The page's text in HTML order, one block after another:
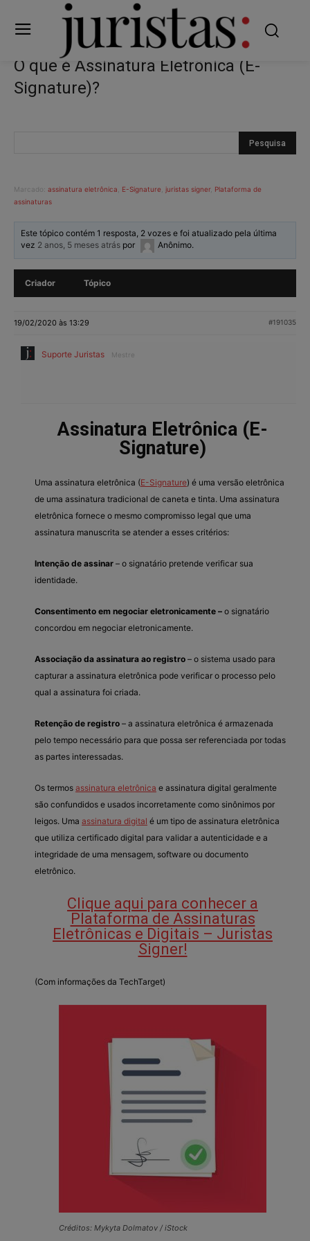
O que é Assinatura Eletrônica (E-
Signature)?
Marcado: assinatura eletrônica E-Signature juristas signer, Plataforma de
assinaturas
Este tópico contém 1 resposta, 2 vozes e foi atualizado pela última
vez 2 anos, 5 meses atrás por Anônimo.
Criador Tópico
19/02/2020 às 13:29 #191035
Suporte Juristas Mestre
Assinatura Eletrônica (E-
Signature)
Uma assinatura eletrônica (E-Signature) é uma versão eletrônica
de uma assinatura tradicional de caneta e tinta. Uma assinatura
eletrônica fornece o mesmo compromisso legal que uma
assinatura manuscrita se atender a esses critérios:
Intenção de assinar – o signatário pretende verificar sua
identidade.
Consentimento em negociar eletronicamente – o signatário
concordou em negociar eletronicamente.
Associação da assinatura ao registro – o sistema usado para
capturar a assinatura eletrônica pode verificar o processo pelo
qual a assinatura foi criada.
Retenção de registro – a assinatura eletrônica é armazenada
pelo tempo necessário para que possa ser referenciada por todas
as partes interessadas.
Os termos assinatura eletrônica e assinatura digital geralmente
são confundidos e usados incorretamente como sinônimos por
leigos. Uma assinatura digital é um tipo de assinatura eletrônica
que utiliza certificado digital para validar a autenticidade e a
integridade de uma mensagem, software ou documento
eletrônico.
Clique aqui para conhecer a
Plataforma de Assinaturas
Eletrônicas e Digitais – Juristas
Signer!
(Com informações da TechTarget)
Créditos: Mykyta Dolmatov / iStock